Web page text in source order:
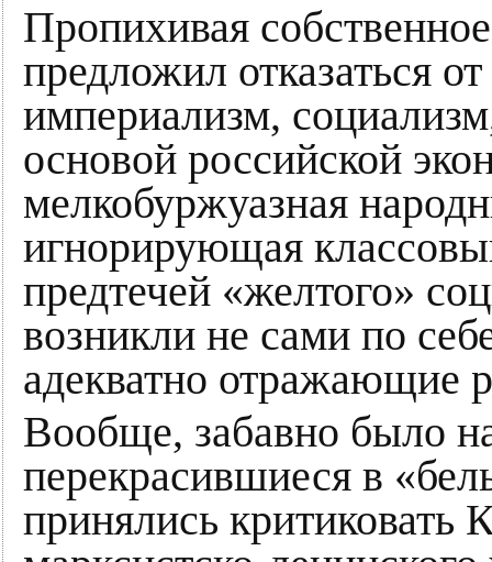
Пропихивая
предложил отказаться
империализм,
основой российской
мелкобуржуазная
игнорирующая
предтечей «желтого»
возникли не сами по
адекватно отражающие
Вообще, забавно было
перекрасившиеся в
принялись критиковать